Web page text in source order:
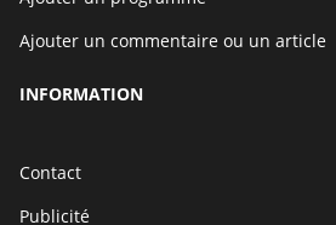
Ajouter un commentaire ou un article
INFORMATION
Contact
Publicité